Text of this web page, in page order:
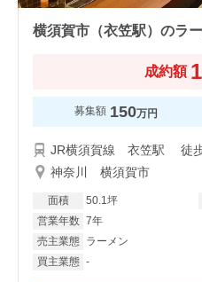
横須賀市（衣笠駅）のラ
成約額
募集額 150万円
JR横須賀線
神奈川 横須賀市
面積 50.1坪
営業年数 7年
売主業態
ラーメン
買主業態 -